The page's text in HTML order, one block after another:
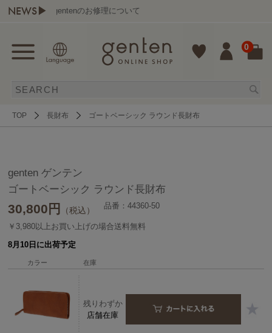
NEWS▶gentenのお修理について
0
TOP 長財布 ゴートベーシック ラウンド長財布
genten ゲンテン
ゴートベーシック ラウンド長財布
30,800 円 （税込） 品番：44360-50
￥3,980以上お買い上げの場合送料無料
8月10日に出荷予定
カラー 在庫
残りわずか
店舗在庫